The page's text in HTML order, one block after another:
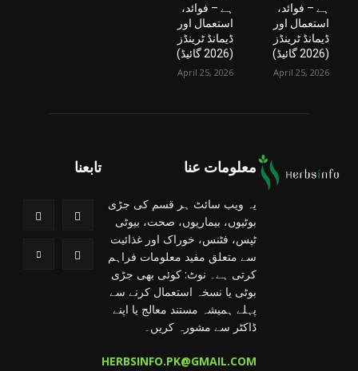
ہے – فوائد،
استعمال اور
ڈیمانڈ ٹرینڈز
(2026 گائیڈ)
April 25, 2026
ہے – فوائد،
استعمال اور
ڈیمانڈ ٹرینڈز
(2026 گائیڈ)
April 25, 2026
معلومات عنا
یہ ویب سائٹ ہر قسم کی جڑی
بوٹیوں، بیماریوں، صحت، بیوٹی
ٹپس، فٹنس، خوراک اور غذائیت
سے متعلق مفید معلومات فراہم
کرتی ہے۔ نوٹ: کوئی بھی جڑی
بوٹی یا نسخہ استعمال کرنے سے
پہلے ہمیشہ مستند معالج یا اپنے
ڈاکٹر سے مشورہ کریں۔
HERBSINFO.PK@GMAIL.COM
تابعنا